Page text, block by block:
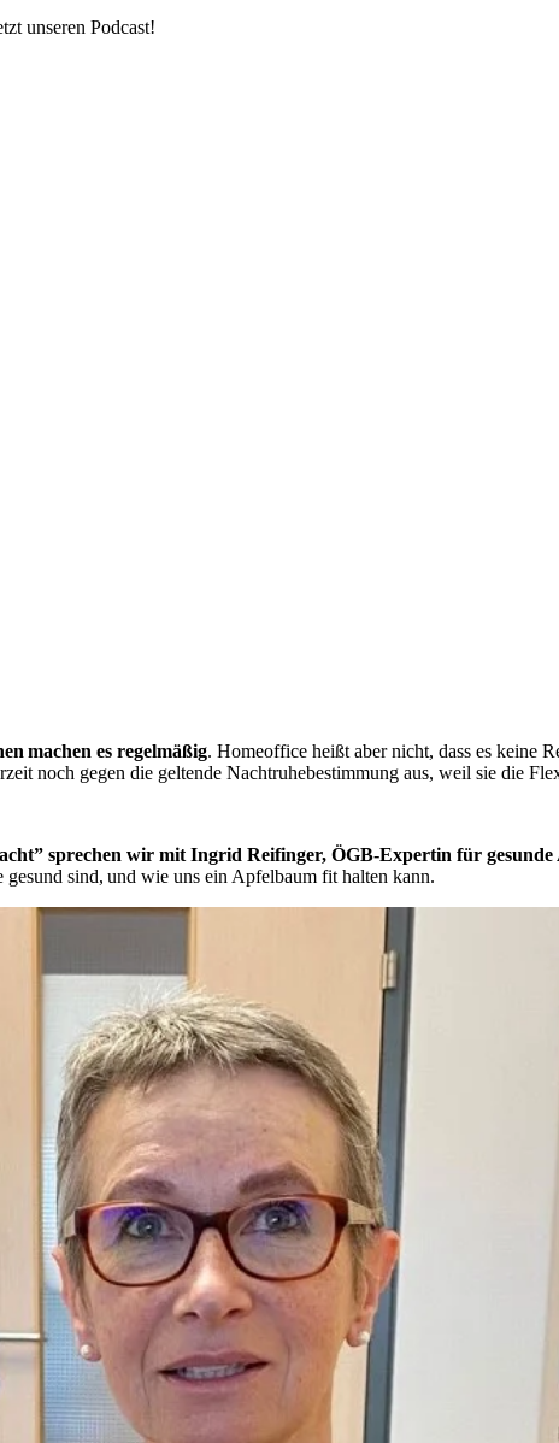
unseren Podcast!
machen es regelmäßig. Homeoffice heißt aber nicht, dass es keine
noch gegen die geltende Nachtruhebestimmung aus, weil sie die
sprechen wir mit Ingrid Reifinger, ÖGB-Expertin für
gesund sind, und wie uns ein Apfelbaum fit halten kann.